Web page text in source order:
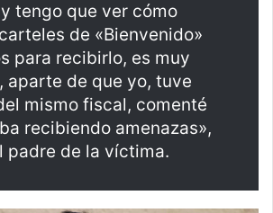
tengo que ver cómo
de «Bienvenido»
para recibirlo, es muy
aparte de que yo, tuve
mismo fiscal, comenté
recibiendo amenazas»,
padre de la víctima.